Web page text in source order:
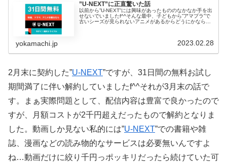
”U-NEXT”に正直驚いた話
以前から”U-NEXT”には興味があったもののなかなか手を出
せないでいましたf^^そんな最中、子どもから”アマプラ”で
古いシーズが見られないアニメがあるからどうにかならな
yokamachi.jp 2023.02.28
2月末に契約した”U-NEXT”ですが、31日間の無料お試し
期間満了に伴い解約していましたf^^それが3月末の話で
す。まぁ実際問題として、配信内容は豊富で良かったので
すが、月額コストが2千円超えだったもので解約となりま
した。動画しか見ない私的には”U-NEXT”での書籍や雑
誌、漫画などの読み物的なサービスは必要無いんですよ
ね…動画だけに絞り千円っポッキリだったら続けていた可